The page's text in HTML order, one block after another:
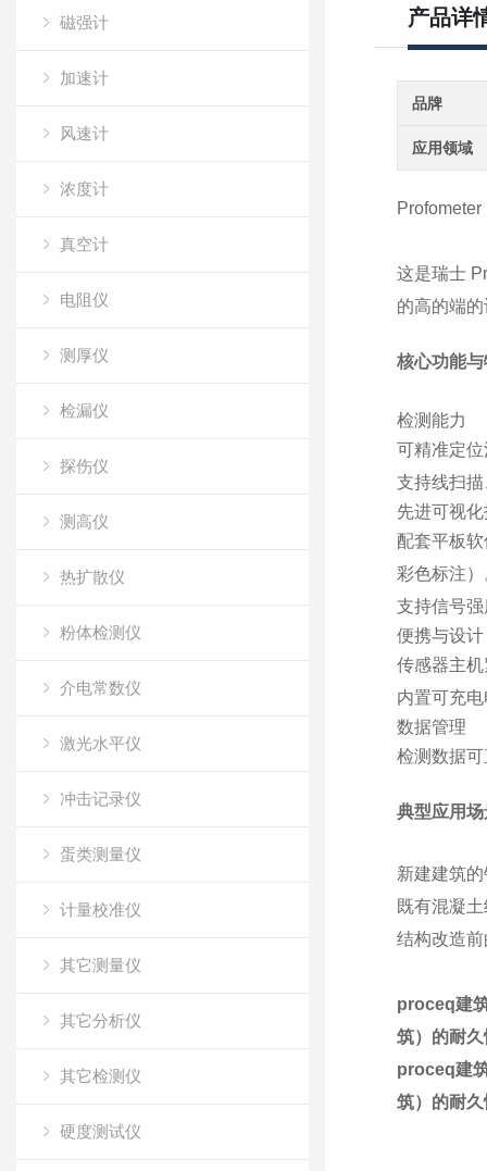
磁强计
加速计
风速计
浓度计
真空计
电阻仪
测厚仪
检漏仪
探伤仪
测高仪
热扩散仪
粉体检测仪
介电常数仪
激光水平仪
冲击记录仪
蛋类测量仪
计量校准仪
其它测量仪
其它分析仪
其它检测仪
硬度测试仪
产品详
品牌
应用领域
这是瑞士
的高的端
核心功能与
检测能力
可精准定
支持线扫
先进可视
配套平板
彩色标注）
支持信号
便携与设计
传感器主
内置可充
数据管理
检测数据
典型应用场
新建建筑
既有混凝
结构改造
proceq建
筑）的耐
proceq建
筑）的耐